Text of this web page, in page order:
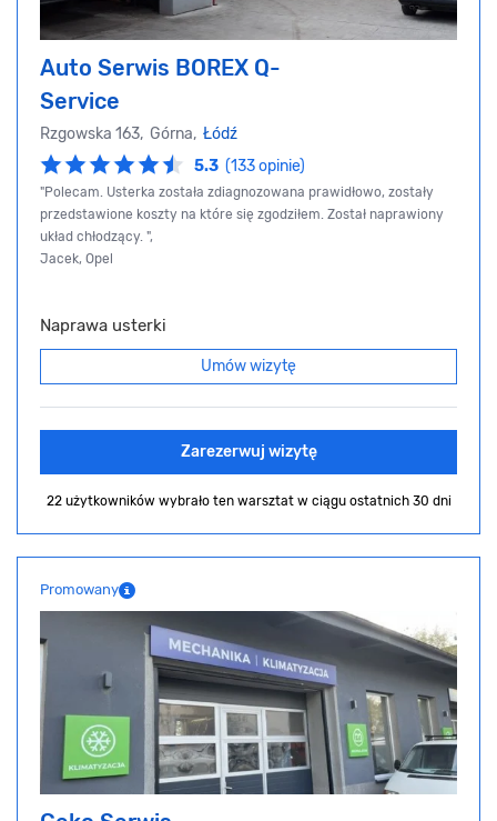
Auto Serwis BOREX Q-
Service
Rzgowska 163, Górna, Łódź
5.3 (133 opinie)
"Polecam. Usterka została zdiagnozowana prawidłowo, zostały
przedstawione koszty na które się zgodziłem. Został naprawiony
układ chłodzący. ",
Jacek, Opel
Naprawa usterki
Umów wizytę
Zarezerwuj wizytę
22 użytkowników wybrało ten warsztat w ciągu ostatnich 30 dni
Promowany